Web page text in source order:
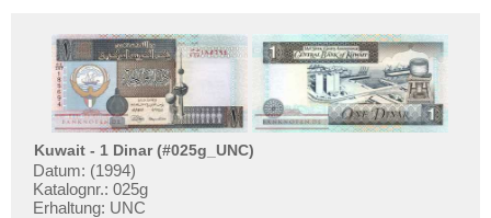
Kuwait - 1 Dinar (#025g_UNC)
Datum: (1994)
Katalognr.: 025g
Erhaltung: UNC